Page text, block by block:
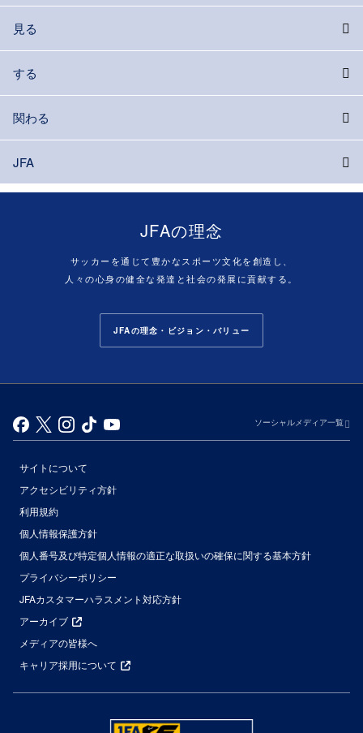
見る
する
関わる
JFA
JFAの理念
サッカーを通じて豊かなスポーツ文化を創造し、
人々の心身の健全な発達と社会の発展に貢献する。
JFAの理念・ビジョン・バリュー
ソーシャルメディア一覧
サイトについて
アクセシビリティ方針
利用規約
個人情報保護方針
個人番号及び特定個人情報の適正な取扱いの確保に関する基本方針
プライバシーポリシー
JFAカスタマーハラスメント対応方針
アーカイブ
メディアの皆様へ
キャリア採用について